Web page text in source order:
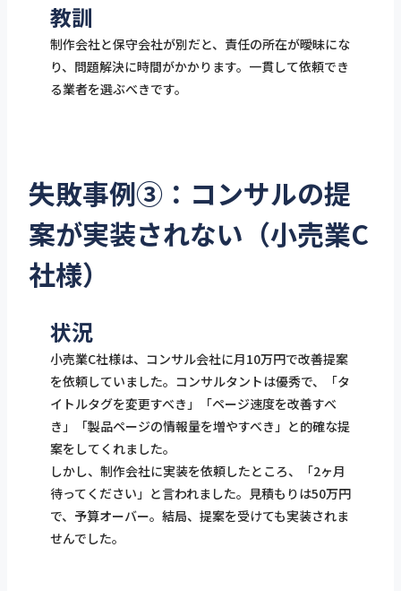
教訓
制作会社と保守会社が別だと、責任の所在が曖昧にな
り、問題解決に時間がかかります。一貫して依頼でき
る業者を選ぶべきです。
失敗事例③：コンサルの提
案が実装されない（小売業C
社様）
状況
小売業C社様は、コンサル会社に月10万円で改善提案
を依頼していました。コンサルタントは優秀で、「タ
イトルタグを変更すべき」「ページ速度を改善すべ
き」「製品ページの情報量を増やすべき」と的確な提
案をしてくれました。
しかし、制作会社に実装を依頼したところ、「2ヶ月
待ってください」と言われました。見積もりは50万円
で、予算オーバー。結局、提案を受けても実装されま
せんでした。